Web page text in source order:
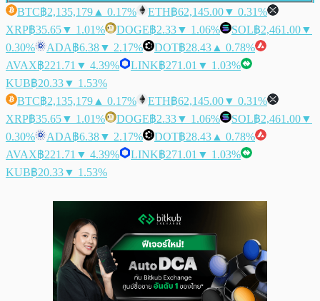
BTC฿2,135,179 ▲ 0.17% ETH฿62,145.00▼ 0.31%
XRP฿35.65▼ 1.01% DOGE฿2.33▼ 1.06% SOL฿2,461.00▼
0.30%
ADA฿6.38▼ 2.17% DOT฿28.43 ▲ 0.78%
AVAX฿221.71 ▼ 4.39% LINK฿271.01 ▼ 1.03%
KUB฿20.33▼ 1.53%
BTC฿2,135,179 ▲ 0.17% ETH฿62,145.00▼ 0.31%
XRP฿35.65▼ 1.01% DOGE฿2.33▼ 1.06% SOL฿2,461.00▼
0.30%
ADA฿6.38▼ 2.17% DOT฿28.43 ▲ 0.78%
AVAX฿221.71 ▼ 4.39% LINK฿271.01 ▼ 1.03%
KUB฿20.33▼ 1.53%